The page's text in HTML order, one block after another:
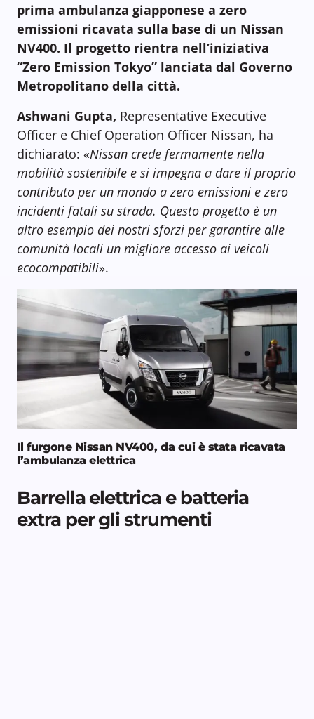
prima ambulanza giapponese a zero
emissioni ricavata sulla base di un Nissan
NV400. Il progetto rientra nell’iniziativa
“Zero Emission Tokyo” lanciata dal Governo
Metropolitano della città.
Ashwani Gupta, Representative Executive
Officer e Chief Operation Officer Nissan, ha
dichiarato: «Nissan crede fermamente nella
mobilità sostenibile e si impegna a dare il proprio
contributo per un mondo a zero emissioni e zero
incidenti fatali su strada. Questo progetto è un
altro esempio dei nostri sforzi per garantire alle
comunità locali un migliore accesso ai veicoli
ecocompatibili».
Il furgone Nissan NV400, da cui è stata ricavata
l’ambulanza elettrica
Barrella elettrica e batteria
extra per gli strumenti